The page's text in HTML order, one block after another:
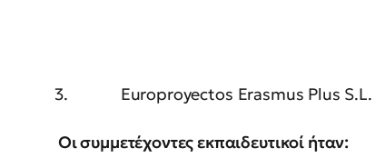
3. Europroyectos Erasmus Plus S.L.
Οι συμμετέχοντες εκπαιδευτικοί ήταν: